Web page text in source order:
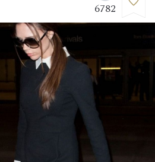
6782